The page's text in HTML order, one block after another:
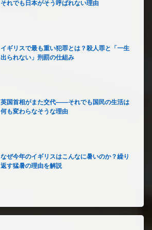
それでも日本がそう呼ばれない理由
イギリスで最も重い犯罪とは？殺人罪と「一生
出られない」刑罰の仕組み
英国首相がまた交代――それでも国民の生活は
何も変わらなそうな理由
なぜ今年のイギリスはこんなに暑いのか？繰り
返す猛暑の理由を解説